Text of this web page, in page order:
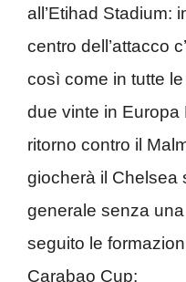
all’Etihad Stadium:
centro dell’attacco
così come in tutte
due vinte in Europa
ritorno contro il
giocherà il Chelsea
generale senza
seguito le
Carabao Cup: